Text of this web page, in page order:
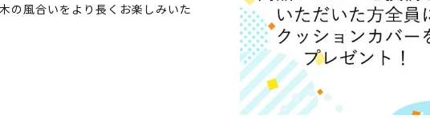
の風合いをより長くお楽しみいた